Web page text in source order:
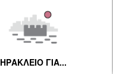
ΗΡΑΚΛΕΙΟ ΓΙΑ...